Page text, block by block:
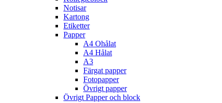
Notisar
Kartong
Etiketter
Papper
A4 Ohålat
A4 Hålat
A3
Färgat papper
Fotopapper
Övrigt papper
Övrigt Papper och block